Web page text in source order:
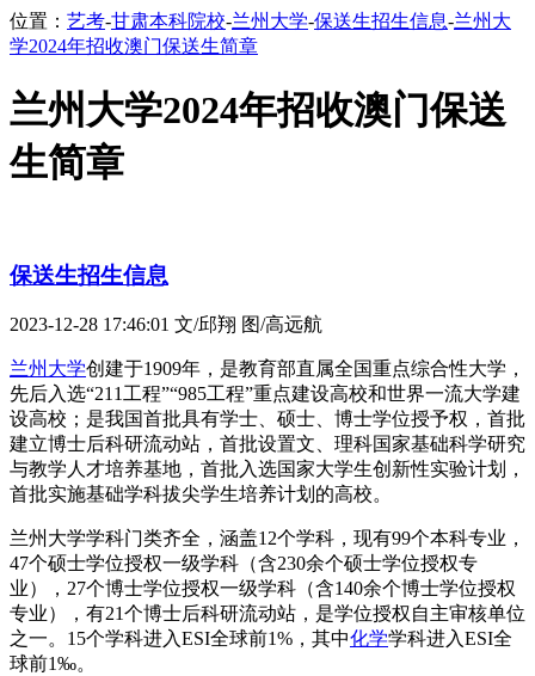
位置： 艺考-甘肃本科院校-兰州大学-保送生招生信息-兰州大
学2024年招收澳门保送生简章
兰州大学2024年招收澳门保送
生简章
保送生招生信息
2023-12-28 17:46:01 文/邱翔 图/高远航
兰州大学创建于1909年，是教育部直属全国重点综合性大学，
先后入选“211工程”“985工程”重点建设高校和世界一流大学建
设高校；是我国首批具有学士、硕士、博士学位授予权，首批
建立博士后科研流动站，首批设置文、理科国家基础科学研究
与教学人才培养基地，首批入选国家大学生创新性实验计划，
首批实施基础学科拔尖学生培养计划的高校。
兰州大学学科门类齐全，涵盖12个学科，现有99个本科专业，
47个硕士学位授权一级学科（含230余个硕士学位授权专
业），27个博士学位授权一级学科（含140余个博士学位授权
专业），有21个博士后科研流动站，是学位授权自主审核单位
之一。15个学科进入ESI全球前1%，其中化学学科进入ESI全
球前1‰。